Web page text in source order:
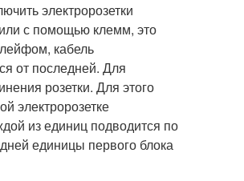
электророзетки
с помощью клемм, это
кабель
от последней. Для
розетки. Для этого
электророзетке
из единиц подводится по
единицы первого блока